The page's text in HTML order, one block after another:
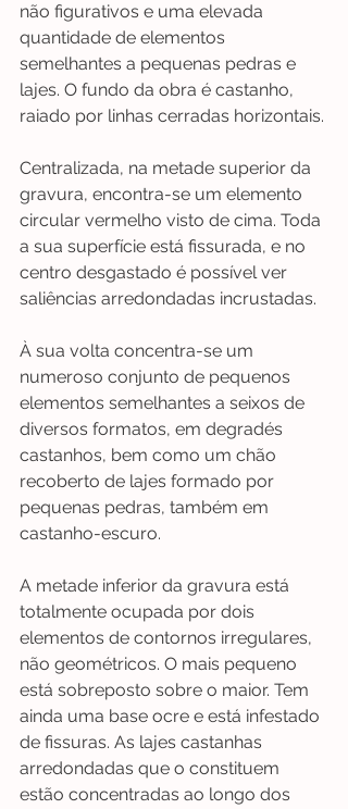
não figurativos e uma elevada
quantidade de elementos
semelhantes a pequenas pedras e
lajes. O fundo da obra é castanho,
raiado por linhas cerradas horizontais.
Centralizada, na metade superior da
gravura, encontra-se um elemento
circular vermelho visto de cima. Toda
a sua superfície está fissurada, e no
centro desgastado é possível ver
saliências arredondadas incrustadas.
À sua volta concentra-se um
numeroso conjunto de pequenos
elementos semelhantes a seixos de
diversos formatos, em degradés
castanhos, bem como um chão
recoberto de lajes formado por
pequenas pedras, também em
castanho-escuro.
A metade inferior da gravura está
totalmente ocupada por dois
elementos de contornos irregulares,
não geométricos. O mais pequeno
está sobreposto sobre o maior. Tem
ainda uma base ocre e está infestado
de fissuras. As lajes castanhas
arredondadas que o constituem
estão concentradas ao longo dos